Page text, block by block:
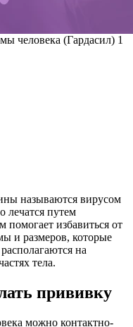
человека (Гардасил) 1
называются вирусом
путем
избавиться от
и размеров, которые
на
тела.
прививку
можно контактно-